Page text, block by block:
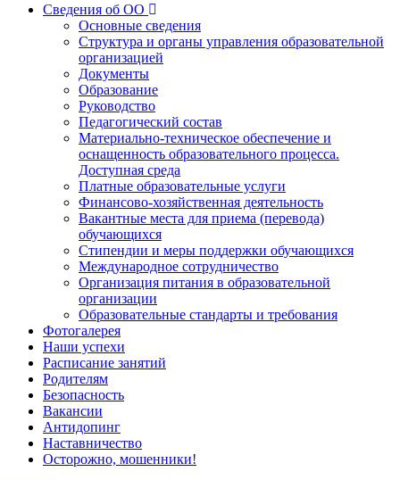
Сведения об ОО
Основные сведения
Структура и органы управления образовательной
организацией
Документы
Образование
Руководство
Педагогический состав
Материально-техническое обеспечение и
оснащенность образовательного процесса.
Доступная среда
Платные образовательные услуги
Финансово-хозяйственная деятельность
Вакантные места для приема (перевода)
обучающихся
Стипендии и меры поддержки обучающихся
Международное сотрудничество
Организация питания в образовательной
организации
Образовательные стандарты и требования
Фотогалерея
Наши успехи
Расписание занятий
Родителям
Безопасность
Вакансии
Антидопинг
Наставничество
Осторожно, мошенники!